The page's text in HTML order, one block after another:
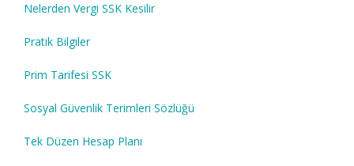
Nelerden Vergi SSK Kesilir
Pratik Bilgiler
Prim Tarifesi SSK
Sosyal Güvenlik Terimleri Sözlüğü
Tek Düzen Hesap Planı